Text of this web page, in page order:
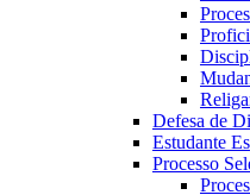
Defesa de
Estudante
Processo